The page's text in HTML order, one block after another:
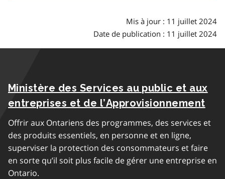
Mis à jour : 11 juillet 2024
Date de publication : 11 juillet 2024
Ministère des Services au public et aux
entreprises et de l’Approvisionnement
Offrir aux Ontariens des programmes, des services et
des produits essentiels, en personne et en ligne,
superviser la protection des consommateurs et faire
en sorte qu’il soit plus facile de gérer une entreprise en
Ontario.